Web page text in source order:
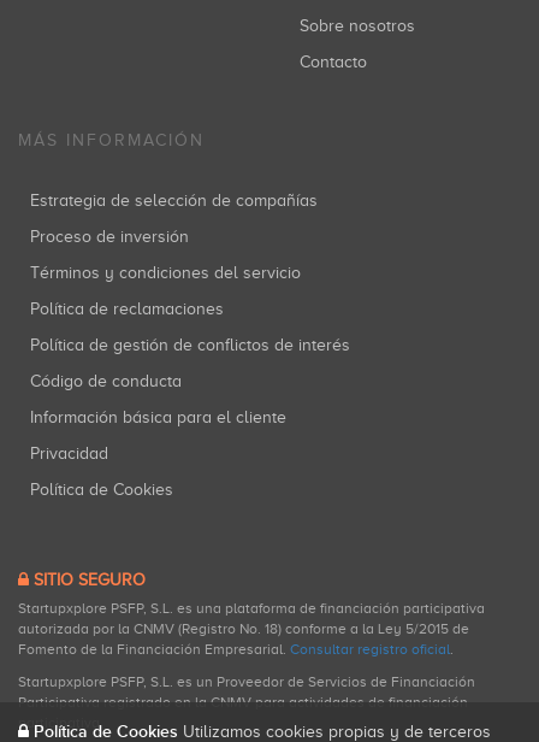
Sobre nosotros
Contacto
MÁS INFORMACIÓN
Estrategia de selección de compañías
Proceso de inversión
Términos y condiciones del servicio
Política de reclamaciones
Política de gestión de conflictos de interés
Código de conducta
Información básica para el cliente
Privacidad
Política de Cookies
SITIO SEGURO
Startupxplore PSFP, S.L. es una plataforma de financiación participativa
autorizada por la CNMV (Registro No. 18) conforme a la Ley 5/2015 de
Fomento de la Financiación Empresarial. Consultar registro oficial.
Startupxplore PSFP, S.L. es un Proveedor de Servicios de Financiación
Participativa registrado en la CNMV para actividades de financiación
participativa.
Política de Cookies Utilizamos cookies propias y de terceros